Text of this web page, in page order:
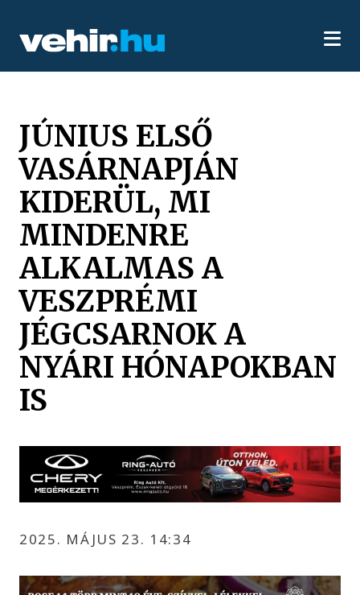
JÚNIUS ELSŐ
VASÁRNAPJÁN
KIDERÜL, MI
MINDENRE
ALKALMAS A
VESZPRÉMI
JÉGCSARNOK A
NYÁRI HÓNAPOKBAN
IS
2025. MÁJUS 23. 14:34